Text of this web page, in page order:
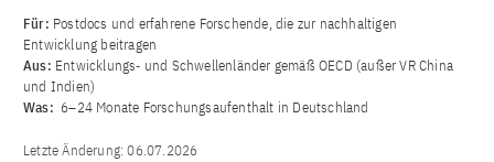
Für: Postdocs und erfahrene Forschende, die zur nachhaltigen
Entwicklung beitragen
Aus: Entwicklungs‐ und Schwellenländer gemäß OECD (außer VR China
und Indien)
Was: 6–24 Monate Forschungsaufenthalt in Deutschland
Letzte Änderung:06.07.2026